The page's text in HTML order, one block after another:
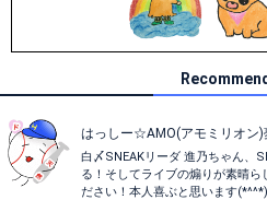
はっしー☆AMO(アモミリオン
白〆SNEAKリーダ 進乃ちゃん、
る！そしてライブの煽りが素晴ら
ださい！本人喜ぶと思います(*^^*)